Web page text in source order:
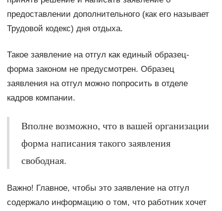
предоставлении дополнительного (как его называет
Трудовой кодекс) дня отдыха.
Такое заявление на отгул как единый образец-
форма законом не предусмотрен. Образец
заявления на отгул можно попросить в отделе
кадров компании.
Вполне возможно, что в вашей организации
форма написания такого заявления
свободная.
Важно! Главное, чтобы это заявление на отгул
содержало информацию о том, что работник хочет